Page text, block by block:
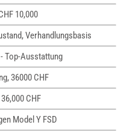
10,000
Verhandlungsbasis
- Top-Ausstattung
36000 CHF
CHF
Model Y FSD